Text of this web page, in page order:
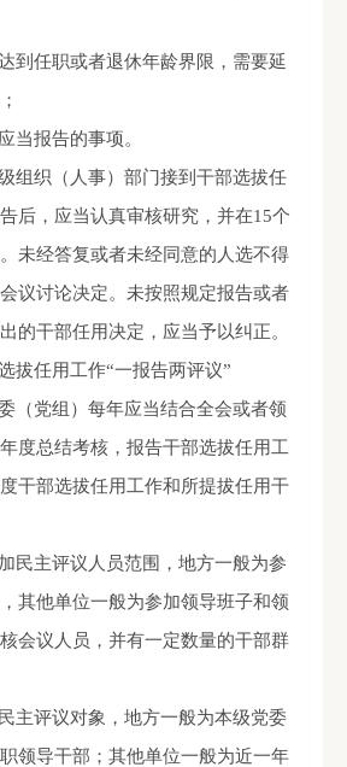
到任职或者退休年龄界限，需要延
当报告的事项。
组织（人事）部门接到干部选拔任
后，应当认真审核研究，并在15个
未经答复或者未经同意的人选不得
议讨论决定。未按照规定报告或者
的干部任用决定，应当予以纠正。
任用工作“一报告两评议”
（党组）每年应当结合全会或者领
度总结考核，报告干部选拔任用工
干部选拔任用工作和所提拔任用干
民主评议人员范围，地方一般为参
其他单位一般为参加领导班子和领
会议人员，并有一定数量的干部群
主评议对象，地方一般为本级党委
领导干部；其他单位一般为近一年